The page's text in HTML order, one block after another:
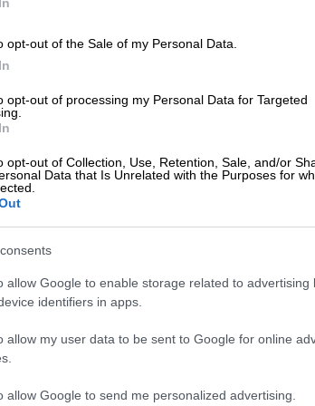
opt-out of the Sale of my Personal Data.
opt-out of processing my Personal Data for Targeted
opt-out of Collection, Use, Retention, Sale, and/or
Data that Is Unrelated with the Purposes for
allow Google to enable storage related to advertising
identifiers in apps.
allow my user data to be sent to Google for online
allow Google to send me personalized advertising.
Από τις καλύτερες των
τελευταίων ετών: Το Netflix
ιστορία στα Όσκαρ
χιούμορ, ανατροπές και
Our Network|24.07.2026 13:00
Ο λόγος που ο Νόλαν έκοψε